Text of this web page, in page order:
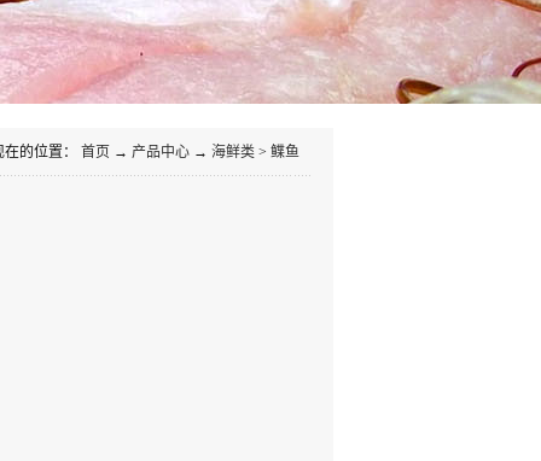
的位置： 首页 → 产品中心 → 海鲜类 > 鲽鱼